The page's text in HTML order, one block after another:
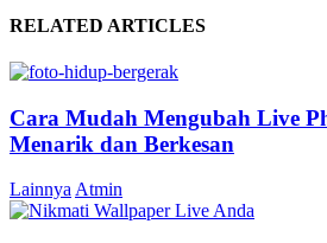
RELATED ARTICLES
Cara Mudah Mengubah Live
Menarik dan Berkesan
LainnyaAtmin